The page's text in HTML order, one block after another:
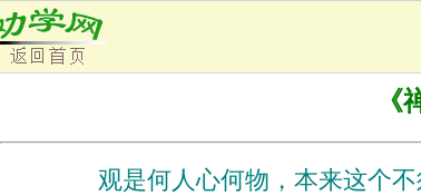
《
观是何人心何物，本来这个不